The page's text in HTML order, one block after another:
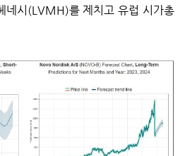
네시(LVMH)를 제치고 유럽 시가총